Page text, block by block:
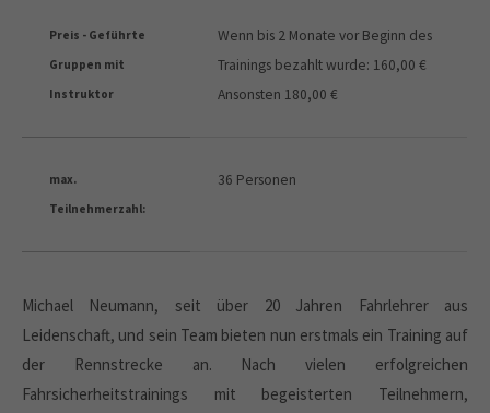
Preis - Geführte
Gruppen mit
Instruktor
Wenn bis 2 Monate vor Beginn des
Trainings bezahlt wurde: 160,00 €
Ansonsten 180,00 €
max.
Teilnehmerzahl:
36 Personen
Michael Neumann, seit über 20 Jahren Fahrlehrer aus
Leidenschaft, und sein Team bieten nun erstmals ein Training auf
der Rennstrecke an. Nach vielen erfolgreichen
Fahrsicherheitstrainings mit begeisterten Teilnehmern,